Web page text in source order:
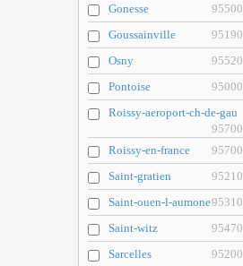
Gonesse
95500
Goussainville
95190
Osny
95520
Pontoise
95000
Roissy-aeroport-ch-de-gau
95700
Roissy-en-france
95700
Saint-gratien
95210
Saint-ouen-l-aumone95310
Saint-witz
95470
Sarcelles
95200